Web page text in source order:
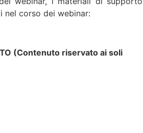
nel corso dei webinar:
(Contenuto riservato ai soli